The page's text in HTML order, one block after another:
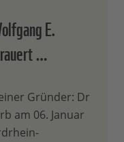
E.
…
Gründer: Dr
am 06. Januar